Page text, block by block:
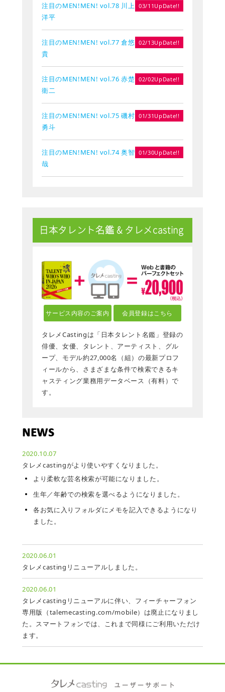
注目のMEN!MEN! vol.78 川上
洋平
03/11UpDate!!
注目のMEN!MEN! vol.77 倉悠
貴
02/13UpDate!!
注目のMEN!MEN! vol.76 赤楚
衛二
02/02UpDate!!
注目のMEN!MEN! vol.75 磯村
勇斗
01/31UpDate!!
注目のMEN!MEN! vol.74 奥智
哉
01/30UpDate!!
日本タレント名鑑 & タレメcasting
サービス内容のご案内 会員登録はこちら
タレメCastingは「日本タレント名鑑」登録の
俳優、女優、タレント、アーティスト、グル
ープ、モデル約27,000名（組）の最新プロフ
ィールから、さまざまな条件で検索できるキ
ャスティング業務用データベース（有料）で
す。
NEWS
2020.10.07
タレメcastingがより使いやすくなりました。
より柔軟な芸名検索が可能になりました。
生年／年齢での検索を選べるようになりました。
各お気に入りフォルダにメモを記入できるようになり
ました。
2020.06.01
タレメcastingリニューアルしました。
2020.06.01
タレメcastingリニューアルに伴い、フィーチャーフォン
専用版（talemecasting.com/mobile）は廃止になりまし
た。スマートフォンでは、これまで同様にご利用いただけ
ます。